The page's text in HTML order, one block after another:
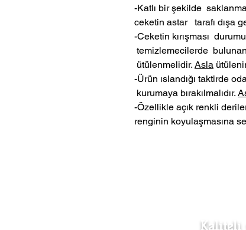
-Katlı bir şekilde
ceketin astar tarafı dışa
-Ceketin kırışması
temizlemecilerde bulunan
ütülenmelidir. Asla
-Ürün ıslandığı taktirde
kurumaya bırakılmalıdır.
-Özellikle açık renkli
renginin koyulaşmasına
Kaliteli